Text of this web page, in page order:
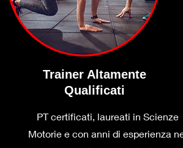
Trainer Altamente
Qualificati
PT certificati, laureati in Scienze
Motorie e con anni di esperienza